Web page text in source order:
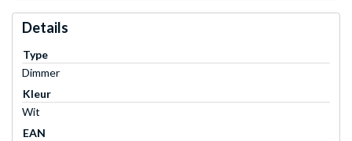
Details
Type
Dimmer
Kleur
Wit
EAN